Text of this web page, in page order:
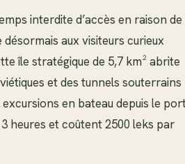
interdite d’accès en raison de
désormais aux visiteurs curieux
île stratégique de 5,7 km² abrite
et des tunnels souterrains
en bateau depuis le
heures et coûtent 2500 leks par